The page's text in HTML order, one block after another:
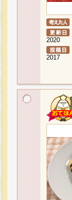
2020
2017